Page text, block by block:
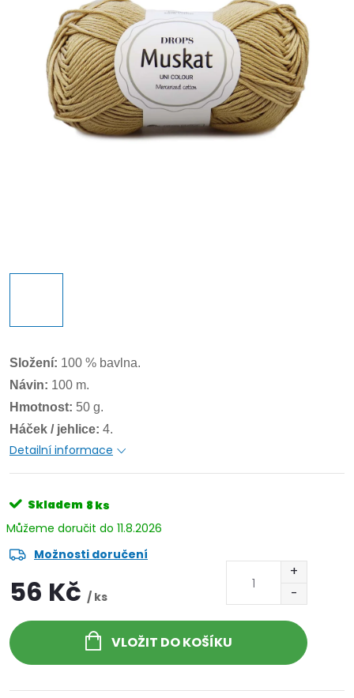
Složení: 100 % bavlna.
Návin: 100 m.
Hmotnost: 50 g.
Háček / jehlice: 4.
Detailní informace
Skladem 8 ks
11.8.2026
Možnosti doručení
56 Kč / ks
VLOŽIT DO KOŠÍKU